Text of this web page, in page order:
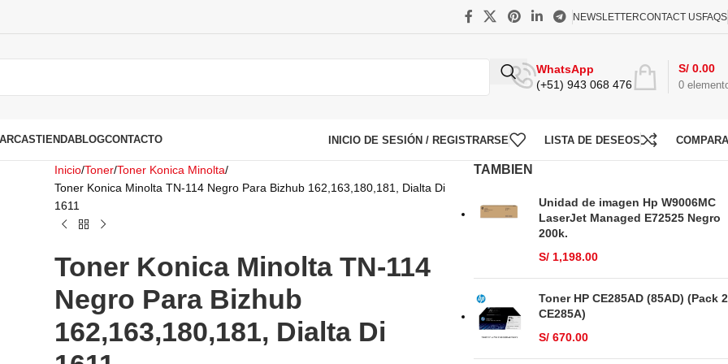
NEWSLETTERCONTACT USFAQS
WhatsApp
(+51) 943 068 476
0
S/ 0.00
TIENDABLOGCONTACTO INICIO DE SESIÓN / REGISTRARSE LISTA DE DESEOS
Inicio Toner Toner Konica Minolta
Toner Konica Minolta TN-114 Negro Para Bizhub 162,163,180,181, Dialta Di
1611
Toner Konica Minolta TN-114
Negro Para Bizhub
162,163,180,181, Dialta Di
TAMBIEN
Unidad de imagen Hp W9006MC
LaserJet Managed E72525 Negro
200k.
S/1,198.00
Toner HP CE285AD (85AD) (Pack 2
CE285A)
S/670.00